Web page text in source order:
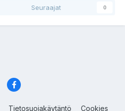
Seuraajat 0
Tietosuojakäytäntö Cookies